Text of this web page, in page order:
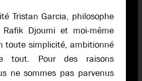
Tristan Garcia, philosophe
Djoumi et moi-même
toute simplicité, ambitionné
tout. Pour des raisons
ne sommes pas parvenus